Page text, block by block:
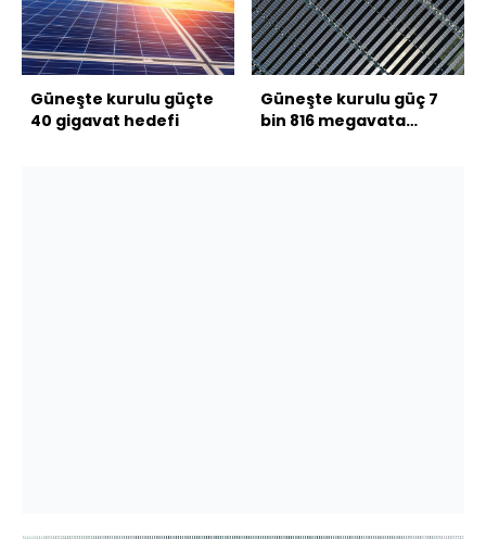
Güneşte kurulu güçte
40 gigavat hedefi
Güneşte kurulu güç 7
bin 816 megavata